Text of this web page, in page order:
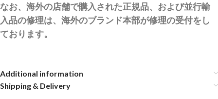
なお、海外の店舗で購入された正規品、および並行輸
入品の修理は、海外のブランド本部が修理の受付をし
ております。
Additional information
Shipping & Delivery